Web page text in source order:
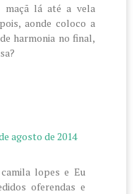
maçã lá até a vela
aonde coloco a
harmonia no final,
agosto de 2014
lopes e Eu
oferendas e